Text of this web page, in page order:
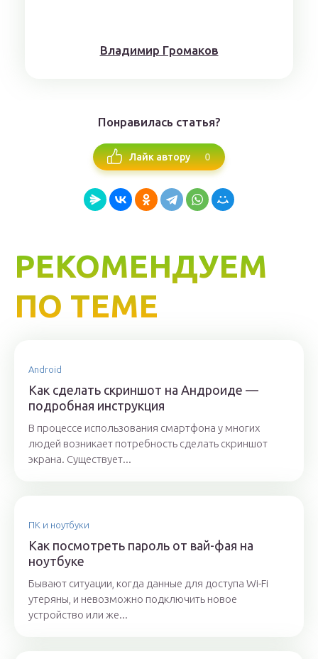
Влaдимиp Гpoмaкoв
Понравилась статья?
Лайк автору 0
РЕКОМЕНДУЕМ
ПО ТЕМЕ
Android
Как сделать скриншот на Андроиде —
подробная инструкция
В процессе использования смартфона у многих
людей возникает потребность сделать скриншот
экрана. Существует...
ПК и ноутбуки
Как посмотреть пароль от вай-фая на
ноутбуке
Бывают ситуации, когда данные для доступа Wi-Fi
утеряны, и невозможно подключить новое
устройство или же...